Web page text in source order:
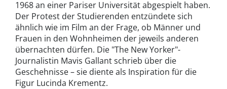
1968 an einer Pariser Universität abgespielt haben.
Der Protest der Studierenden entzündete sich
ähnlich wie im Film an der Frage, ob Männer und
Frauen in den Wohnheimen der jeweils anderen
übernachten dürfen. Die "The New Yorker"-
Journalistin Mavis Gallant schrieb über die
Geschehnisse – sie diente als Inspiration für die
Figur Lucinda Krementz.